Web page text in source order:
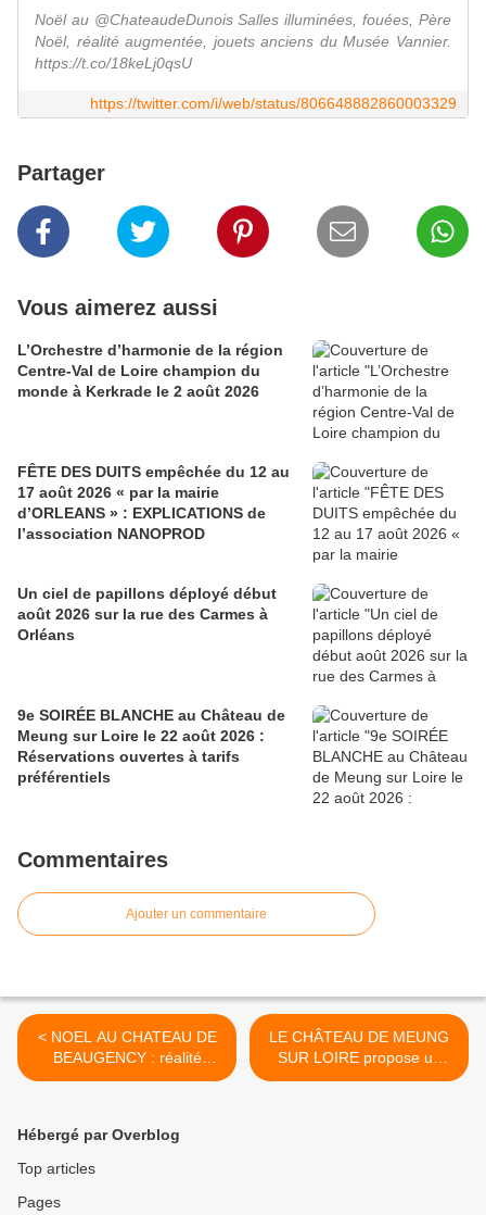
Noël au @ChateaudeDunois Salles illuminées, fouées, Père
Noël, réalité augmentée, jouets anciens du Musée Vannier.
https://t.co/18keLj0qsU
https://twitter.com/i/web/status/806648882860003329
Partager
Vous aimerez aussi
L’Orchestre d’harmonie de la région
Centre-Val de Loire champion du
monde à Kerkrade le 2 août 2026
FÊTE DES DUITS empêchée du 12 au
17 août 2026 « par la mairie
d’ORLEANS » : EXPLICATIONS de
l’association NANOPROD
Un ciel de papillons déployé début
août 2026 sur la rue des Carmes à
Orléans
9e SOIRÉE BLANCHE au Château de
Meung sur Loire le 22 août 2026 :
Réservations ouvertes à tarifs
préférentiels
Commentaires
Ajouter un commentaire
< NOEL AU CHATEAU DE
BEAUGENCY : réalité
augmentée et jouets de la
LE CHÂTEAU DE MEUNG
SUR LOIRE propose un
NOEL insolite au royaume
Hébergé par Overblog
Top articles
Pages